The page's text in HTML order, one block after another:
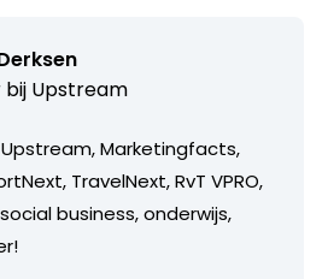
bij Upstream
Marketingfacts,
TravelNext, RvT VPRO,
business, onderwijs,